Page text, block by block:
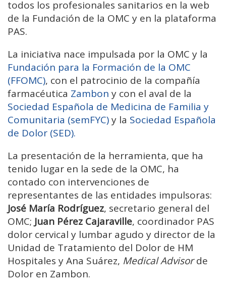
todos los profesionales sanitarios en la web
de la Fundación de la OMC y en la plataforma
PAS.
La iniciativa nace impulsada por la OMC y la
Fundación para la Formación de la OMC
(FFOMC), con el patrocinio de la compañía
farmacéutica Zambon y con el aval de la
Sociedad Española de Medicina de Familia y
Comunitaria (semFYC)y la Sociedad Española
de Dolor (SED).
La presentación de la herramienta, que ha
tenido lugar en la sede de la OMC, ha
contado con intervenciones de
representantes de las entidades impulsoras:
José María Rodríguez, secretario general del
OMC; Juan Pérez Cajaraville, coordinador PAS
dolor cervical y lumbar agudo y director de la
Unidad de Tratamiento del Dolor de HM
Hospitales y Ana Suárez, Medical Advisorde
Dolor en Zambon.